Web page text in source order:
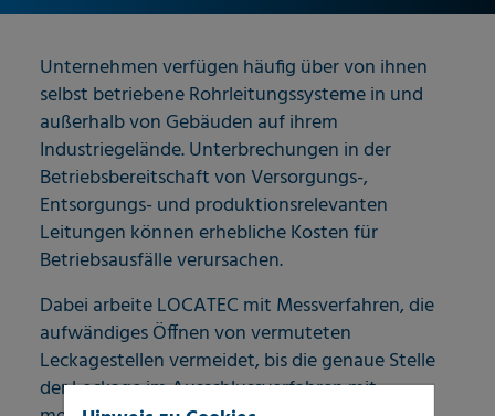
Unternehmen verfügen häufig über von ihnen
selbst betriebene Rohrleitungssysteme in und
außerhalb von Gebäuden auf ihrem
Industriegelände. Unterbrechungen in der
Betriebsbereitschaft von Versorgungs-,
Entsorgungs- und produktionsrelevanten
Leitungen können erhebliche Kosten für
Betriebsausfälle verursachen.
Dabei arbeite LOCATEC mit Messverfahren, die
aufwändiges Öffnen von vermuteten
Leckagestellen vermeidet, bis die genaue Stelle
der Leckage im Ausschlussverfahren mit